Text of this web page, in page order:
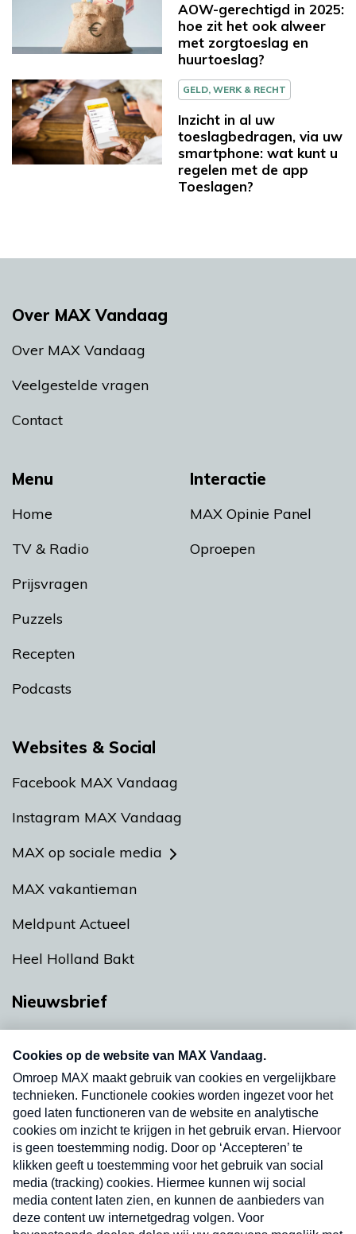
AOW-gerechtigd in 2025:
hoe zit het ook alweer
met zorgtoeslag en
huurtoeslag?
GELD, WERK & RECHT
Inzicht in al uw
toeslagbedragen, via uw
smartphone: wat kunt u
regelen met de app
Toeslagen?
Menu
Home
TV & Radio
Prijsvragen
Puzzels
Recepten
Podcasts
Interactie
MAX Opinie Panel
Oproepen
Over MAX Vandaag
Over MAX Vandaag
Veelgestelde vragen
Contact
Websites & Social
Facebook MAX Vandaag
Instagram MAX Vandaag
MAX op sociale media
MAX vakantieman
Meldpunt Actueel
Heel Holland Bakt
Nieuwsbrief
nieuwsbrief. Elke vrijdag- en dinsdagochtend in
uw mailbox.
Verzend